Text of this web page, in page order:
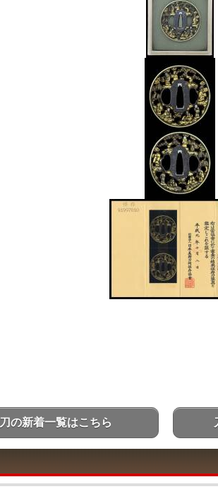
刀の新着一覧はこちら